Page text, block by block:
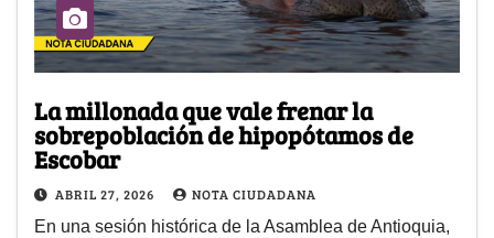
La millonada que vale frenar la
sobrepoblación de hipopótamos de
Escobar
ABRIL 27, 2026 NOTA CIUDADANA
En una sesión histórica de la Asamblea de Antioquia,